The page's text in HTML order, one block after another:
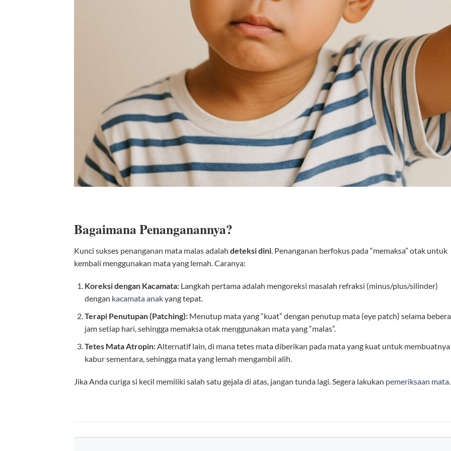
Bagaimana Penanganannya?
Kunci sukses penanganan mata malas adalah deteksi dini . Penanganan berfokus pada “memaksa” otak untuk
kembali menggunakan mata yang lemah. Caranya:
Koreksi dengan Kacamata:Langkah pertama adalah mengoreksi masalah refraksi (minus/plus/silinder)
dengan kacamata anakyang tepat.
Terapi Penutupan (Patching):Menutup mata yang “kuat” dengan penutup mata (eye patch) selama
jam setiap hari, sehingga memaksa otak menggunakan mata yang “malas”.
Tetes Mata Atropin:Alternatif lain, di mana tetes mata diberikan pada mata yang kuat untuk membuatnya
kabur sementara, sehingga mata yang lemah mengambil alih.
Jika Anda curiga si kecil memiliki salah satu gejala di atas, jangan tunda lagi. Segera lakukan pemeriksaan mata.